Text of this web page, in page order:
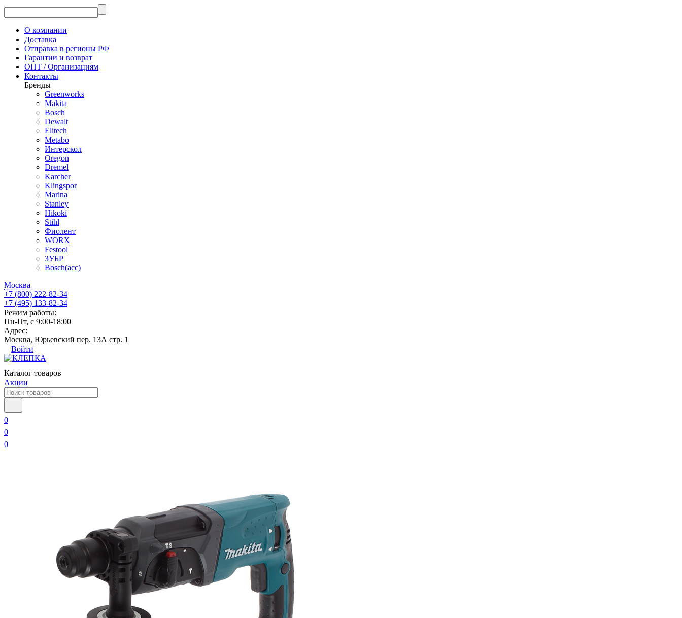
О компании
Доставка
Отправка в регионы РФ
Гарантии и возврат
ОПТ / Организациям
Контакты
Бренды
Greenworks
Makita
Bosch
Dewalt
Elitech
Metabo
Интерскол
Oregon
Dremel
Karcher
Klingspor
Marina
Stanley
Hikoki
Stihl
Фиолент
WORX
Festool
ЗУБР
Bosch(acc)
Москва
+7 (800) 222-82-34
+7 (495) 133-82-34
Режим работы:
Пн-Пт, с 9:00-18:00
Адрес:
Москва, Юрьевский пер. 13А стр. 1
Войти
Каталог товаров
Акции
0
0
0